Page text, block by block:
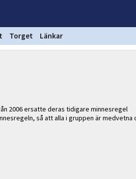
Torget Länkar
2006 ersatte deras tidigare minnesregel
så att alla i gruppen är medvetna